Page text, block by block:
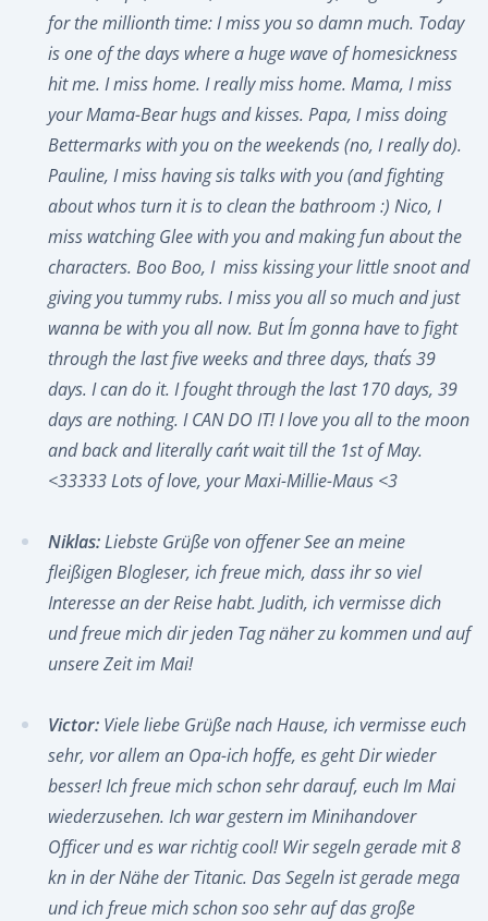
for the millionth time: I miss you so damn much. Today
is one of the days where a huge wave of homesickness
hit me. I miss home. I really miss home. Mama, I miss
your Mama-Bear hugs and kisses. Papa, I miss doing
Bettermarks with you on the weekends (no, I really do).
Pauline, I miss having sis talks with you (and fighting
about whos turn it is to clean the bathroom :) Nico, I
miss watching Glee with you and making fun about the
characters. Boo Boo, I miss kissing your little snoot and
giving you tummy rubs. I miss you all so much and just
wanna be with you all now. But I´m gonna have to fight
through the last five weeks and three days, that´s 39
days. I can do it. I fought through the last 170 days, 39
days are nothing. I CAN DO IT! I love you all to the moon
and back and literally can´t wait till the 1st of May.
<33333 Lots of love, your Maxi-Millie-Maus <3
Niklas:Liebste Grüße von offener See an meine
fleißigen Blogleser, ich freue mich, dass ihr so viel
Interesse an der Reise habt. Judith, ich vermisse dich
und freue mich dir jeden Tag näher zu kommen und auf
unsere Zeit im Mai!
Victor: Viele liebe Grüße nach Hause, ich vermisse euch
sehr, vor allem an Opa-ich hoffe, es geht Dir wieder
besser! Ich freue mich schon sehr darauf, euch Im Mai
wiederzusehen. Ich war gestern im Minihandover
Officer und es war richtig cool! Wir segeln gerade mit 8
kn in der Nähe der Titanic. Das Segeln ist gerade mega
und ich freue mich schon soo sehr auf das große